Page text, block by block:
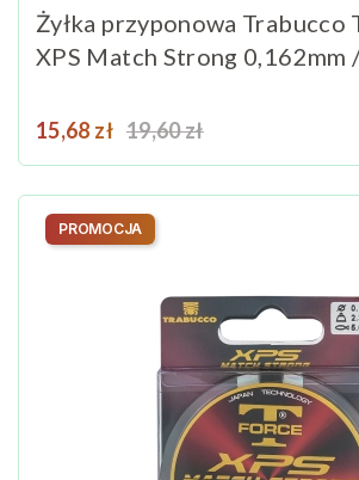
Żyłka przyponowa Trabucco
XPS Match Strong 0,162mm
Cena
15,68 zł Cena podstawowa
19,60 zł
PROMOCJA